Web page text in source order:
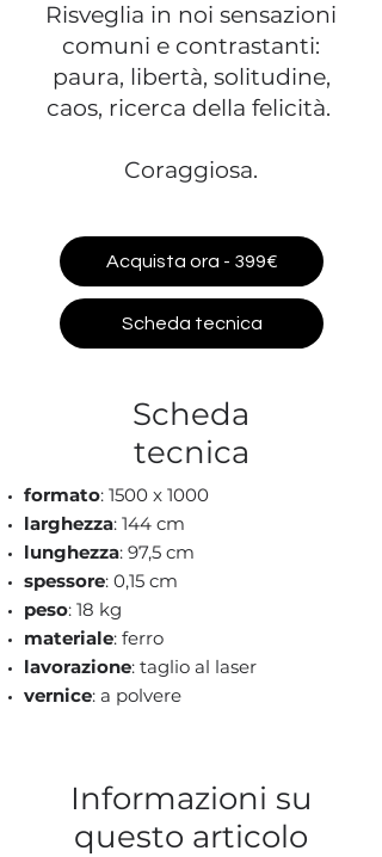
Risveglia in noi sensazioni
comuni e contrastanti:
paura, libertà, solitudine,
caos, ricerca della felicità.
Coraggiosa.
Acquista ora - 399€
Scheda tecnica
Scheda
tecnica
formato: 1500 x 1000
larghezza: 144 cm
lunghezza: 97,5 cm
spessore: 0,15 cm
peso: 18 kg
materiale: ferro
lavorazione: taglio al laser
vernice: a polvere
Informazioni su
questo articolo